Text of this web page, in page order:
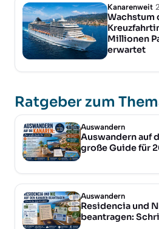
Kanarenweit
Wachstum
Millionen
erwartet
Ratgeber zum
Auswandern
Auswandern auf
große Guide für
Auswandern
Residencia und
beantragen: